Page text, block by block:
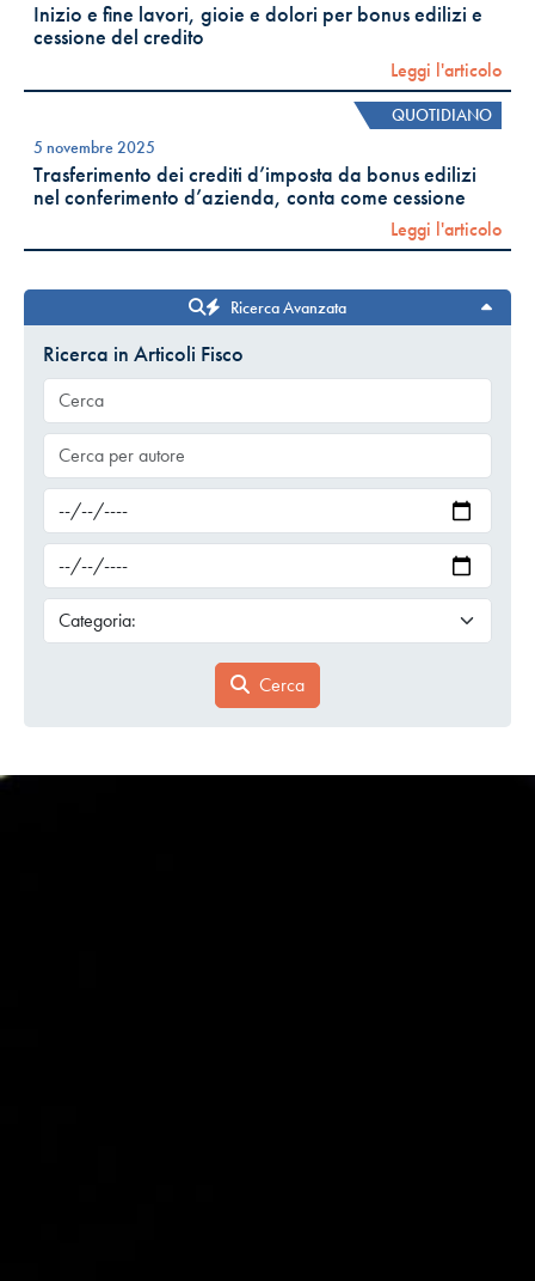
Inizio e fine lavori, gioie e dolori per bonus edilizi e
cessione del credito
Leggi l'articolo
QUOTIDIANO
5 novembre 2025
Trasferimento dei crediti d’imposta da bonus edilizi
nel conferimento d’azienda, conta come cessione
Leggi l'articolo
Ricerca Avanzata
Ricerca in Articoli Fisco
Cerca